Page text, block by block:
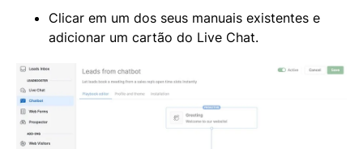
Clicar em um dos seus manuais existentes e
adicionar um cartão do Live Chat.